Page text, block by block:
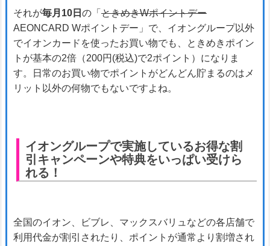
それが毎月10日 の「 ときめきWポイントデー
AEONCARD Wポイントデー」で、イオングループ以外
でイオンカードを使ったお買い物でも、ときめきポイン
トが基本の2倍（200円(税込)で2ポイント）になりま
す。日常のお買い物でポイントがどんどん貯まるのはメ
リット以外の何物でもないですよね。
イオングループで実施しているお得な割
引キャンペーンや特典をいっぱい受けら
れる！
全国のイオン、ビブレ、マックスバリュなどの各店舗で
利用代金が割引されたり、ポイントが通常より割増され